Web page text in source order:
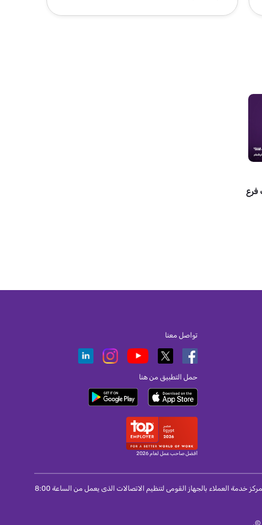
تواصل معنا
حمل التطبيق من هنا
أفضل صاحب عمل لعام 2026
لمستخدمى المحمول و الانترنت و التليفون الثابت : اذا لم تتمكن من حل مشكلة واجهتك مع الشركة مقدمة الخدمة اتصل برقم 155 الخاص بمركز خدمة العملاء بالجهاز القومى لتنظيم الاتصالات الذى يعمل من الساعة 8:00